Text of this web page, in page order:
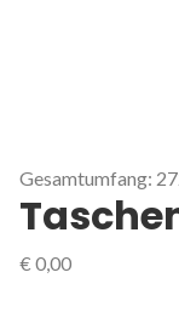
Gesamtumfang:
€ 0,00